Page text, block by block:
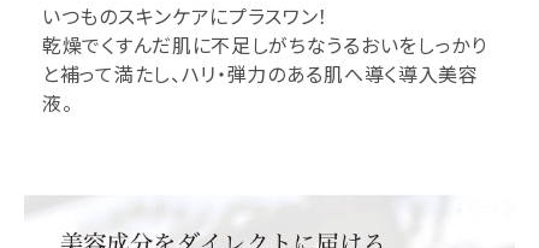
いつものスキンケアにプラスワン！
乾燥でくすんだ肌に不足しがちなうるおいをしっかり
と補って満たし、ハリ・弾力のある肌へ導く導入美容
液。